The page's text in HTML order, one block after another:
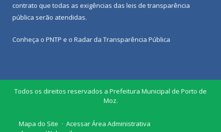
contrato que todas as exigências das leis de transparência
pública serão atendidas.
Conheça o PNTP e o Radar da Transparência Pública
Todos os direitos reservados a Prefeitura Municipal de Porto de
Moz.
Mapa do Site
Acessar Área Administrativa